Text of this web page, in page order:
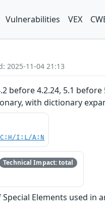
Vulnerabilities VEX
2025-11-04 21:13
before 4.2.24, 5.1
with dictionary
C:H/I:L/A:N
Technical Impact: total
Elements used in